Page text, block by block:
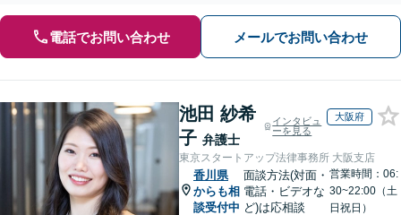
電話でお問い合わせ メールでお問い合わせ
池田 紗希
子 弁護士
インタビュ
ーを見る
大阪府
東京スタートアップ法律事務所 大阪支店
香川県
からも相
談受付中
面談方法(対面・
電話・ビデオな
ど)は応相談
営業時間：06:
30~22:00（土
日祝日）